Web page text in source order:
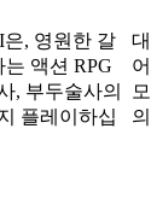
, 영원한 갈
액션 RPG
, 부두술사의
플레이하십